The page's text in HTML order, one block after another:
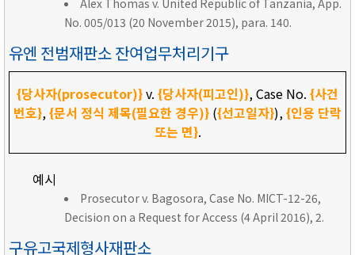
Alex Thomas v. United Republic of Tanzania, App.
No. 005/013 (20 November 2015), para. 140.
유엔 전범재판소 잔여업무처리기구
{당사자(prosecutor)}v. {당사자(피고인)}, Case No. {사건
번호},{문서 정식 제목(필요한 경우)} ({선고일자}),{인용 단락
또는 면}.
예시
Prosecutor v. Bagosora, Case No. MICT-12-26,
Decision on a Request for Access (4 April 2016), 2.
구유고국제형사재판소